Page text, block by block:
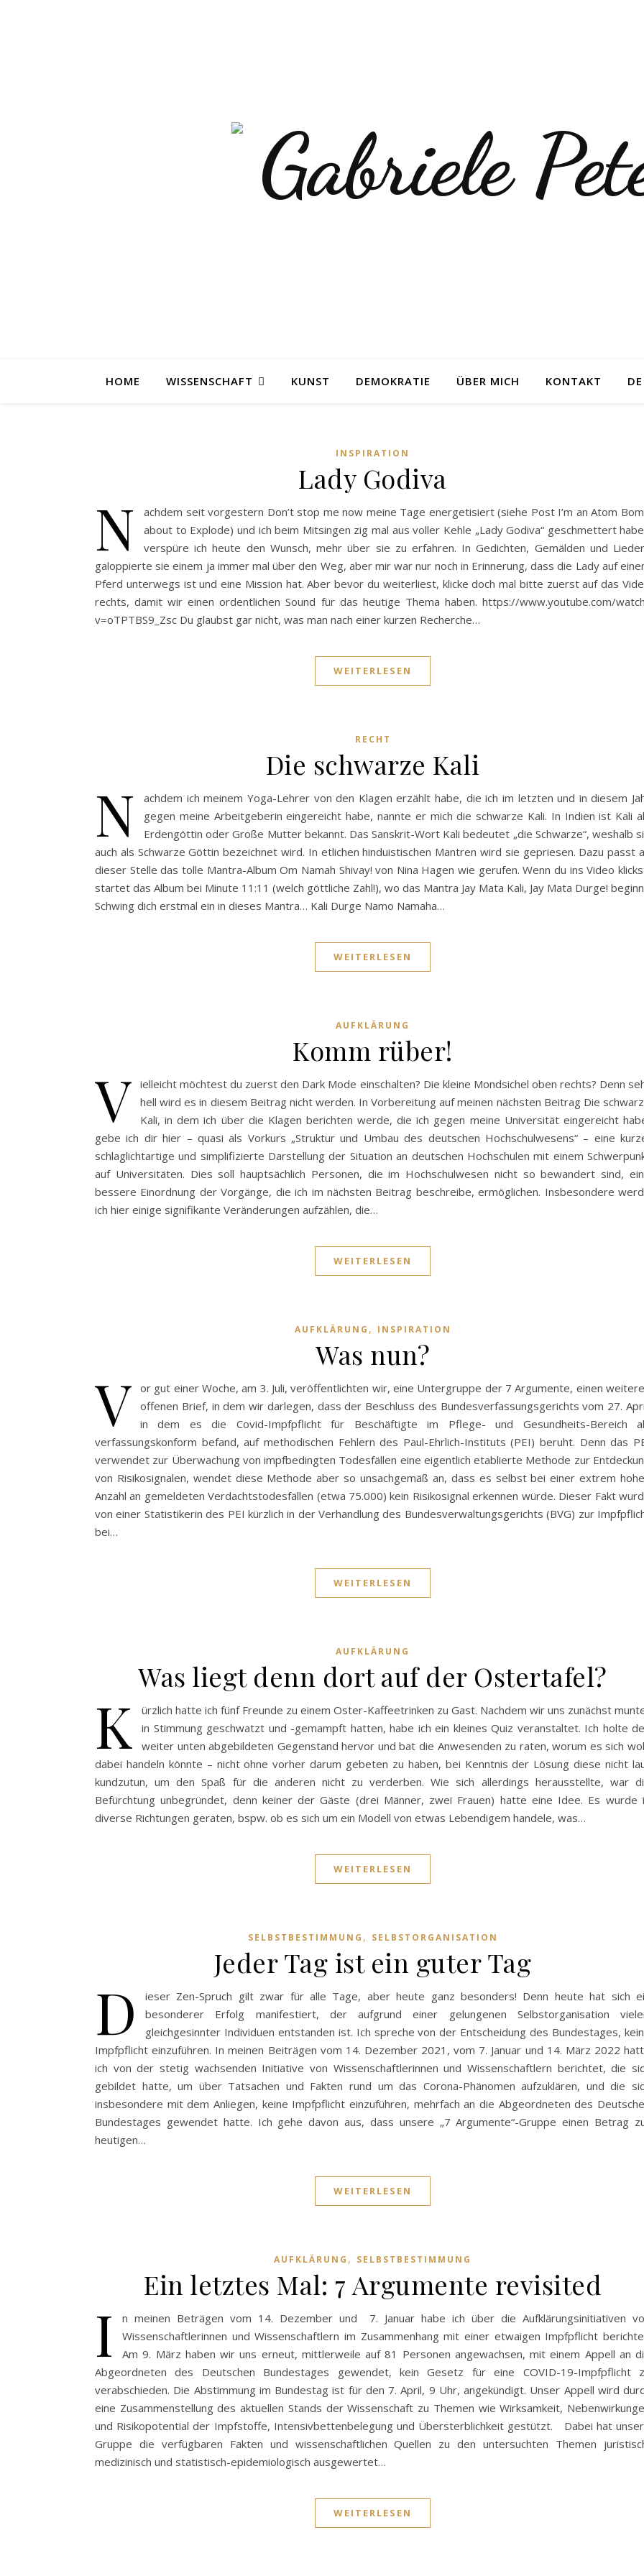
HOME WISSENSCHAFT KUNST DEMOKRATIE ÜBER MICH KONTAKT DE
INSPIRATION
Lady Godiva
N
achdem seit vorgestern Don’t stop me now meine Tage energetisiert (siehe Post I’m an Atom
about to Explode) und ich beim Mitsingen zig mal aus voller Kehle „Lady Godiva“ geschmettert
verspüre ich heute den Wunsch, mehr über sie zu erfahren. In Gedichten, Gemälden und
galoppierte sie einem ja immer mal über den Weg, aber mir war nur noch in Erinnerung, dass die Lady auf
Pferd unterwegs ist und eine Mission hat. Aber bevor du weiterliest, klicke doch mal bitte zuerst auf das
rechts, damit wir einen ordentlichen Sound für das heutige Thema haben. https://www.youtube.com/
v=oTPTBS9_Zsc Du glaubst gar nicht, was man nach einer kurzen Recherche…
WEITERLESEN
RECHT
Die schwarze Kali
N
achdem ich meinem Yoga-Lehrer von den Klagen erzählt habe, die ich im letzten und in diesem
gegen meine Arbeitgeberin eingereicht habe, nannte er mich die schwarze Kali. In Indien ist Kali
Erdengöttin oder Große Mutter bekannt. Das Sanskrit-Wort Kali bedeutet „die Schwarze“, weshalb
auch als Schwarze Göttin bezeichnet wird. In etlichen hinduistischen Mantren wird sie gepriesen. Dazu passt
dieser Stelle das tolle Mantra-Album Om Namah Shivay! von Nina Hagen wie gerufen. Wenn du ins Video
startet das Album bei Minute 11:11 (welch göttliche Zahl!), wo das Mantra Jay Mata Kali, Jay Mata Durge!
Schwing dich erstmal ein in dieses Mantra… Kali Durge Namo Namaha…
WEITERLESEN
AUFKLÄRUNG
Komm rüber!
V ielleicht möchtest du zuerst den Dark Mode einschalten? Die kleine Mondsichel oben rechts? Denn
hell wird es in diesem Beitrag nicht werden. In Vorbereitung auf meinen nächsten Beitrag Die
Kali, in dem ich über die Klagen berichten werde, die ich gegen meine Universität eingereicht
gebe ich dir hier – quasi als Vorkurs „Struktur und Umbau des deutschen Hochschulwesens“ – eine
schlaglichtartige und simplifizierte Darstellung der Situation an deutschen Hochschulen mit einem
auf Universitäten. Dies soll hauptsächlich Personen, die im Hochschulwesen nicht so bewandert sind,
bessere Einordnung der Vorgänge, die ich im nächsten Beitrag beschreibe, ermöglichen. Insbesondere
ich hier einige signifikante Veränderungen aufzählen, die…
WEITERLESEN
AUFKLÄRUNG , INSPIRATION
Was nun?
V or gut einer Woche, am 3. Juli, veröffentlichten wir, eine Untergruppe der 7 Argumente, einen
offenen Brief, in dem wir darlegen, dass der Beschluss des Bundesverfassungsgerichts vom 27.
in dem es die Covid-Impfpflicht für Beschäftigte im Pflege- und Gesundheits-Bereich
verfassungskonform befand, auf methodischen Fehlern des Paul-Ehrlich-Instituts (PEI) beruht. Denn das
verwendet zur Überwachung von impfbedingten Todesfällen eine eigentlich etablierte Methode zur
von Risikosignalen, wendet diese Methode aber so unsachgemäß an, dass es selbst bei einer extrem
Anzahl an gemeldeten Verdachtstodesfällen (etwa 75.000) kein Risikosignal erkennen würde. Dieser Fakt
von einer Statistikerin des PEI kürzlich in der Verhandlung des Bundesverwaltungsgerichts (BVG) zur
bei…
WEITERLESEN
AUFKLÄRUNG
Was liegt denn dort auf der Ostertafel?
K
ürzlich hatte ich fünf Freunde zu einem Oster-Kaffeetrinken zu Gast. Nachdem wir uns zunächst
in Stimmung geschwatzt und -gemampft hatten, habe ich ein kleines Quiz veranstaltet. Ich holte
weiter unten abgebildeten Gegenstand hervor und bat die Anwesenden zu raten, worum es sich
dabei handeln könnte – nicht ohne vorher darum gebeten zu haben, bei Kenntnis der Lösung diese nicht
kundzutun, um den Spaß für die anderen nicht zu verderben. Wie sich allerdings herausstellte, war
Befürchtung unbegründet, denn keiner der Gäste (drei Männer, zwei Frauen) hatte eine Idee. Es wurde
diverse Richtungen geraten, bspw. ob es sich um ein Modell von etwas Lebendigem handele, was…
WEITERLESEN
SELBSTBESTIMMUNG , SELBSTORGANISATION
Jeder Tag ist ein guter Tag
D
ieser Zen-Spruch gilt zwar für alle Tage, aber heute ganz besonders! Denn heute hat sich
besonderer Erfolg manifestiert, der aufgrund einer gelungenen Selbstorganisation
gleichgesinnter Individuen entstanden ist. Ich spreche von der Entscheidung des Bundestages,
Impfpflicht einzuführen. In meinen Beiträgen vom 14. Dezember 2021, vom 7. Januar und 14. März 2022
ich von der stetig wachsenden Initiative von Wissenschaftlerinnen und Wissenschaftlern berichtet, die
gebildet hatte, um über Tatsachen und Fakten rund um das Corona-Phänomen aufzuklären, und die
insbesondere mit dem Anliegen, keine Impfpflicht einzuführen, mehrfach an die Abgeordneten des
Bundestages gewendet hatte. Ich gehe davon aus, dass unsere „7 Argumente“-Gruppe einen Betrag
heutigen…
WEITERLESEN
AUFKLÄRUNG , SELBSTBESTIMMUNG
Ein letztes Mal: 7 Argumente revisited
I
n meinen Beträgen vom 14. Dezember und 7. Januar habe ich über die Aufklärungsinitiativen
Wissenschaftlerinnen und Wissenschaftlern im Zusammenhang mit einer etwaigen Impfpflicht
Am 9. März haben wir uns erneut, mittlerweile auf 81 Personen angewachsen, mit einem Appell an
Abgeordneten des Deutschen Bundestages gewendet, kein Gesetz für eine COVID-19-Impfpflicht
verabschieden. Die Abstimmung im Bundestag ist für den 7. April, 9 Uhr, angekündigt. Unser Appell wird
eine Zusammenstellung des aktuellen Stands der Wissenschaft zu Themen wie Wirksamkeit,
und Risikopotential der Impfstoffe, Intensivbettenbelegung und Übersterblichkeit gestützt. Dabei hat
Gruppe die verfügbaren Fakten und wissenschaftlichen Quellen zu den untersuchten Themen
medizinisch und statistisch-epidemiologisch ausgewertet…
WEITERLESEN